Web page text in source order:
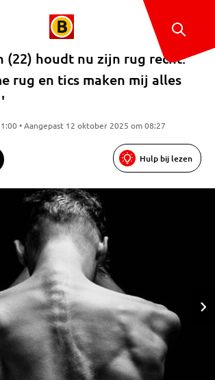
(22) houdt nu zijn rug recht:
rug en tics maken mij alles
• Aangepast 12 oktober 2025 om 08:27
Hulp bij lezen